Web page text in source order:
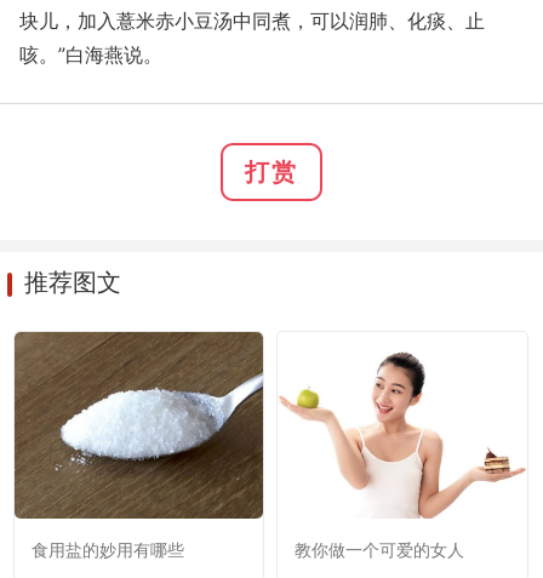
块儿，加入薏米赤小豆汤中同煮，可以润肺、化痰、止
咳。”白海燕说。
打赏
推荐图文
食用盐的妙用有哪些 教你做一个可爱的女人